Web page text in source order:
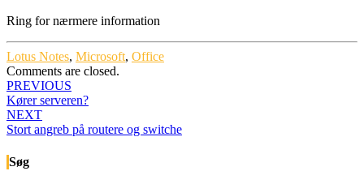
Ring for nærmere information
Lotus Notes, Microsoft, Office
Comments are closed.
Post
navigation
PREVIOUS
Kører serveren?
NEXT
Stort angreb på routere og switche
Søg